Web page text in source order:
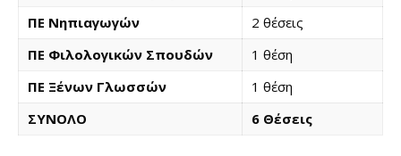
ΠΕ Νηπιαγωγών
2 θέσεις
ΠΕ Φιλολογικών Σπουδών
1 θέση
ΠΕ Ξένων Γλωσσών
1 θέση
ΣΥΝΟΛΟ
6 Θέσεις